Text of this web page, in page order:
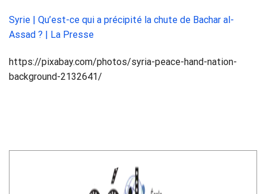
Syrie | Qu’est-ce qui a précipité la chute de Bachar al-
Assad ? | La Presse
https://pixabay.com/photos/syria-peace-hand-nation-
background-2132641/